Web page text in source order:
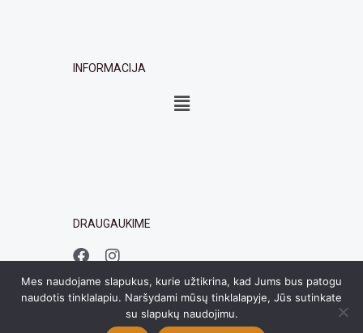
INFORMACIJA
Menu
DRAUGAUKIME
F
a
c
e
I
n
s
t
Mes naudojame slapukus, kurie užtikrina, kad Jums bus patogu
naudotis tinklalapiu. Naršydami mūsų tinklalapyje, Jūs sutinkate
su slapukų naudojimu.